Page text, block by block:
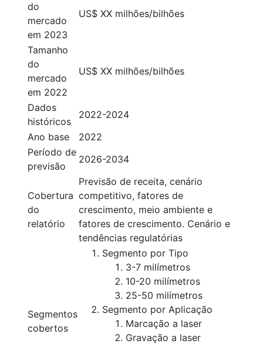
do
mercado
em 2023
US$ XX milhões/bilhões
Tamanho
do
mercado
em 2022
US$ XX milhões/bilhões
Dados
históricos
2022-2024
Ano base
2022
Período de
previsão
2026-2034
Cobertura
do
relatório
Previsão de receita, cenário
competitivo, fatores de
crescimento, meio ambiente e
fatores de crescimento. Cenário e
tendências regulatórias
Segmentos
cobertos
Segmento por Tipo
3-7 milímetros
10-20 milímetros
25-50 milímetros
Segmento por Aplicação
Marcação a laser
Gravação a laser